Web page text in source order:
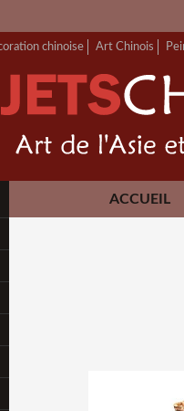
chinoise Art Chinois
ACCUEIL